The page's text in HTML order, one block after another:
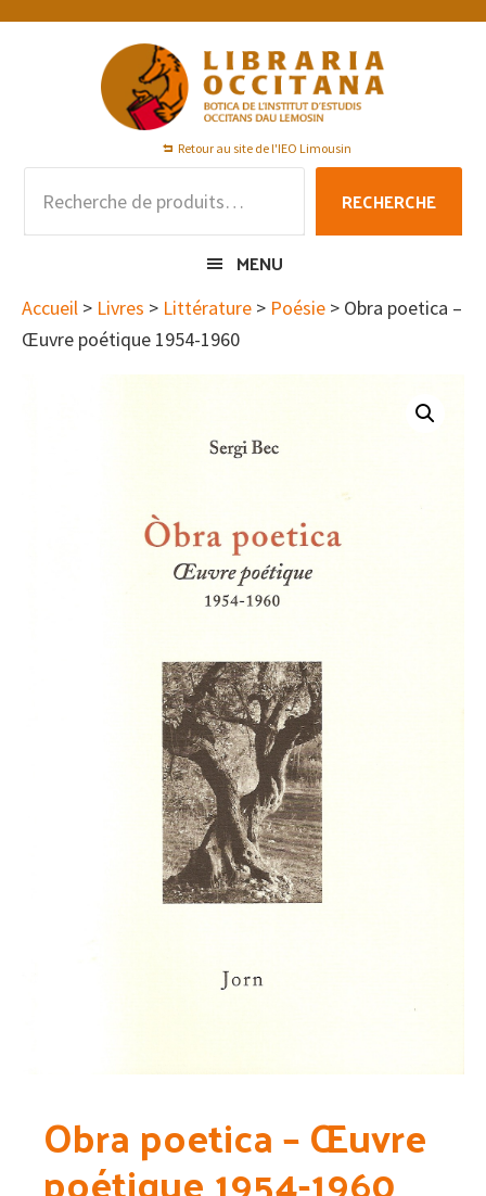
Passer
Passer
Passer
Retour au site de l'IEO Limousin
pour :
RECHERCHE
MENU
Accueil > Livres > Littérature > Poésie > Obra poetica –
Œuvre poétique 1954-1960
Obra poetica – Œuvre